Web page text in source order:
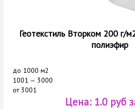
Геотекстиль Вторком 200 г/
полиэфир
до 1000 м2
1001 — 3000
от3001
Цена: 1.0 руб